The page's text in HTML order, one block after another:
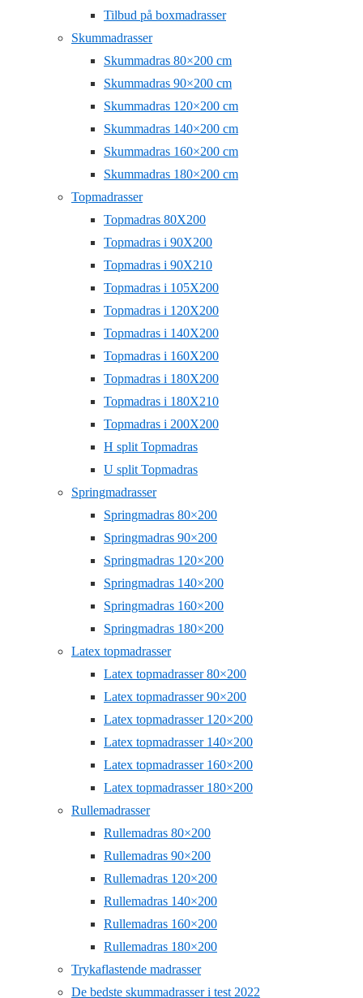
Tilbud på boxmadrasser
Skummadrasser
Skummadras 80×200 cm
Skummadras 90×200 cm
Skummadras 120×200 cm
Skummadras 140×200 cm
Skummadras 160×200 cm
Skummadras 180×200 cm
Topmadrasser
Topmadras 80X200
Topmadras i 90X200
Topmadras i 90X210
Topmadras i 105X200
Topmadras i 120X200
Topmadras i 140X200
Topmadras i 160X200
Topmadras i 180X200
Topmadras i 180X210
Topmadras i 200X200
H split Topmadras
U split Topmadras
Springmadrasser
Springmadras 80×200
Springmadras 90×200
Springmadras 120×200
Springmadras 140×200
Springmadras 160×200
Springmadras 180×200
Latex topmadrasser
Latex topmadrasser 80×200
Latex topmadrasser 90×200
Latex topmadrasser 120×200
Latex topmadrasser 140×200
Latex topmadrasser 160×200
Latex topmadrasser 180×200
Rullemadrasser
Rullemadras 80×200
Rullemadras 90×200
Rullemadras 120×200
Rullemadras 140×200
Rullemadras 160×200
Rullemadras 180×200
Trykaflastende madrasser
De bedste skummadrasser i test 2022